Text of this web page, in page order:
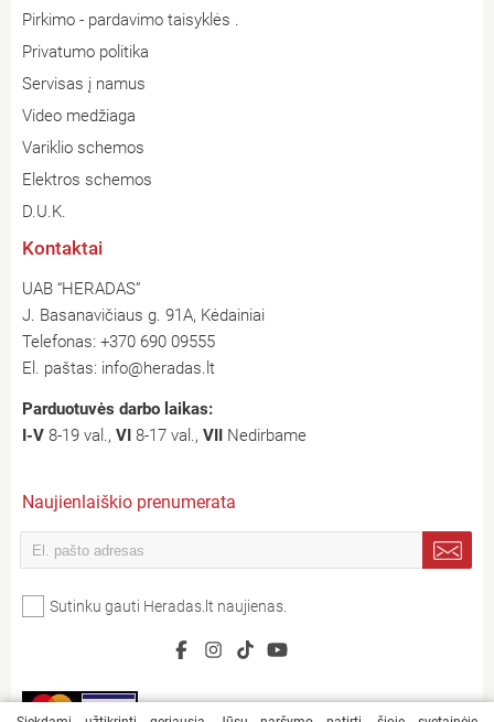
Pirkimo - pardavimo taisyklės .
Privatumo politika
Servisas į namus
Video medžiaga
Variklio schemos
Elektros schemos
D.U.K.
Kontaktai
UAB “HERADAS”
J. Basanavičiaus g. 91A, Kėdainiai
Telefonas: +370 690 09555
El. paštas: info@heradas.lt
Parduotuvės darbo laikas:
I-V 8-19 val., VI 8-17 val., VII Nedirbame
Naujienlaiškio prenumerata
Sutinku gauti Heradas.lt naujienas.